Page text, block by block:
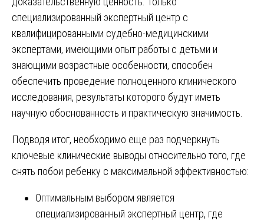
специализированный экспертный центр с
квалифицированными судебно-медицинскими
экспертами, имеющими опыт работы с детьми и
знающими возрастные особенности, способен
обеспечить проведение полноценного клинического
исследования, результаты которого будут иметь
научную обоснованность и практическую значимость.
Подводя итог, необходимо еще раз подчеркнуть
ключевые клинические выводы относительно того, где
снять побои ребенку с максимальной эффективностью:
Оптимальным выбором является
специализированный экспертный центр, где